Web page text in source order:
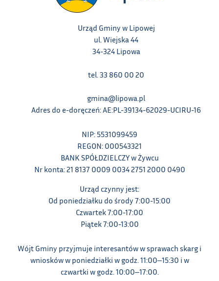
Urząd Gminy w Lipowej
ul. Wiejska 44
34-324 Lipowa
tel. 33 860 00 20
gmina@lipowa.pl
Adres do e-doręczeń: AE:PL-39134-62029-UCIRU-16
NIP: 5531099459
REGON: 000543321
BANK SPÓŁDZIELCZY w Żywcu
Nr konta: 21 8137 0009 0034 2751 2000 0490
Urząd czynny jest:
Od poniedziałku do środy 7:00-15:00
Czwartek 7:00-17:00
Piątek 7:00-13:00
Wójt Gminy przyjmuje interesantów w sprawach skarg i
wniosków w poniedziałki w godz. 11:00‒15:30 i w
czwartki w godz. 10:00‒17:00.